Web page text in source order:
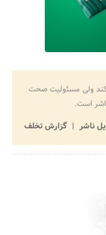
ولی مسئولیت صحت
است.
ناشر
گزارش تخلف